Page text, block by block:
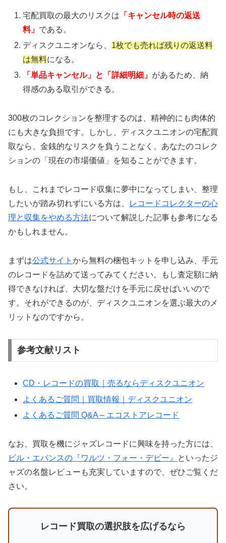
宅配買取の最大のリスクは 「キャンセル時の返送
料」 である。
ディスクユニオンなら、 1枚でも売れば残りの返送料
は無料になる。
「単品キャンセル」と「詳細明細」 があるため、納
得感のある取引ができる。
300枚のコレクションを整理するのは、精神的にも肉体的
にも大きな負担です。しかし、ディスクユニオンの宅配買
取なら、金銭的なリスクを負うことなく、あなたのコレク
ションの「現在の市場価値」を知ることができます。
もし、これまでレコード収集に夢中になってしまい、整理
したいが踏み切れずにいる方は、
レコードコレクターの心
理と収集をやめる方法について解説した記事も参考になる
かもしれません。
まずは公式サイト から無料の梱包キットを申し込み、手元
のレコードを詰めて送ってみてください。もし査定額に納
得できなければ、大切な盤だけを手元に戻せばいいので
す。それができるのが、ディスクユニオンを選ぶ最大のメ
リットなのですから。
参考文献リスト
CD・レコードの買取｜売るならディスクユニオン
よくあるご質問｜買取情報｜ディスクユニオン
よくあるご質問 Q&A – エコストアレコード
なお、買取を機にジャズレコードに興味を持った方には、
ビル・エバンスの『ワルツ・フォー・デビー』
といったジ
ャズの名盤レビューも充実していますので、ぜひご覧くだ
さい。
レコード買取の選択肢を広げるなら